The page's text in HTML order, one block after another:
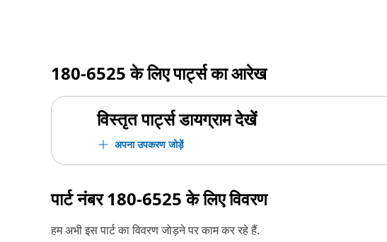
180-6525के लिए पार्ट्स का आरेख
विस्तृत पार्ट्स डायग्राम देखें
अपना उपकरण जोड़ें
पार्ट नंबर180-6525के लिए विवरण
हम अभी इस पार्ट का विवरण जोड़ने पर काम कर रहे हैं.